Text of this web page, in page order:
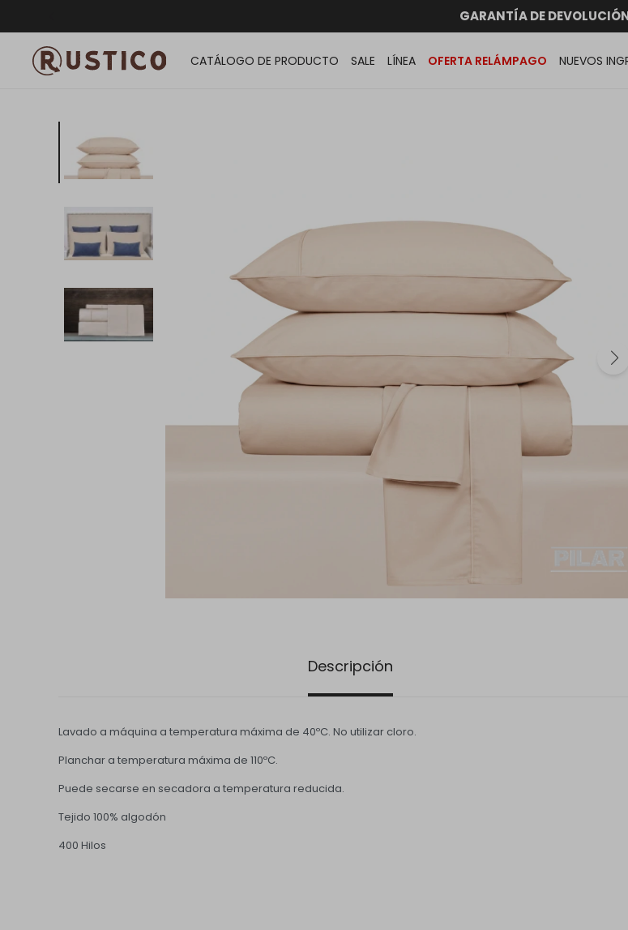
ENVÍOS A TODO EL PAÍS
GARANTÍA DE
hasta 12 CUOTAS sin
ENVÍO GRATIS dentro de MONTEVIDEO en
CATÁLOGO DE PRODUCTO SALE LÍNEA OFERTA RELÁMPAGO NUEVOS
Descripción
Lavado a máquina a temperatura máxima de 40ºC. No utilizar cloro.
Planchar a temperatura máxima de 110ºC.
Puede secarse en secadora a temperatura reducida.
Tejido 100% algodón
400 Hilos